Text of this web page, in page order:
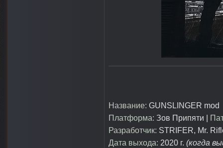
Название: GUNSLINGER mod
Платформа: Зов Припяти |
Разработчик: STRIFER, Mr.
Дата выхода: 2020 г. (когда